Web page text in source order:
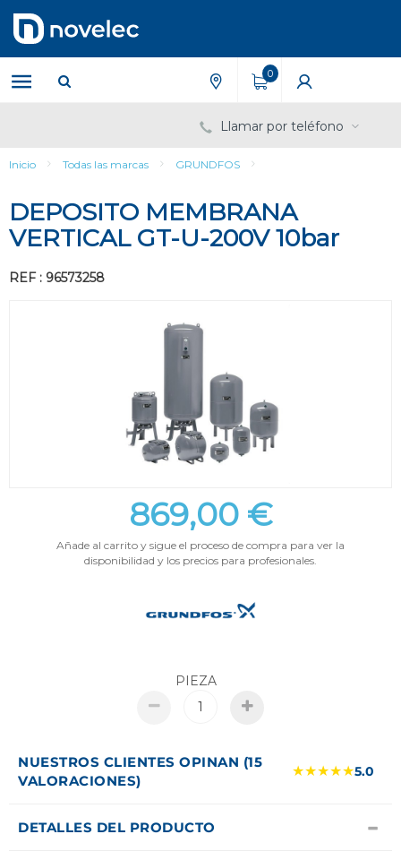
contenido
menú
de
navegación
0
Llamar por teléfono
Inicio Todas las marcas GRUNDFOS
DEPOSITO MEMBRANA
VERTICAL GT-U-200V 10bar
REF : 96573258
869,00 €
Añade al carrito y sigue el proceso de compra para ver la
disponibilidad y los precios para profesionales.
PIEZA
NUESTROS CLIENTES OPINAN (15
VALORACIONES)
★★★★★5.0
DETALLES DEL PRODUCTO